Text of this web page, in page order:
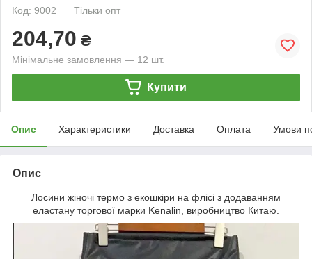
Код: 9002
Тільки опт
204,70 ₴
Мінімальне замовлення — 12 шт.
Купити
Опис Характеристики Доставка Оплата Умови
Опис
Лосини жіночі термо з екошкіри на флісі з додаванням
еластану торгової марки Kenalin, виробництво Китаю.